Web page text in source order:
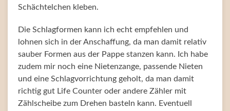
Schächtelchen kleben.
Die Schlagformen kann ich echt empfehlen und
lohnen sich in der Anschaffung, da man damit relativ
sauber Formen aus der Pappe stanzen kann. Ich habe
zudem mir noch eine Nietenzange, passende Nieten
und eine Schlagvorrichtung geholt, da man damit
richtig gut Life Counter oder andere Zähler mit
Zählscheibe zum Drehen basteln kann. Eventuell